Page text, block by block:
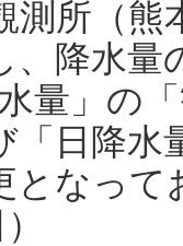
測所（熊
、降水
量」の
「日降
となっ